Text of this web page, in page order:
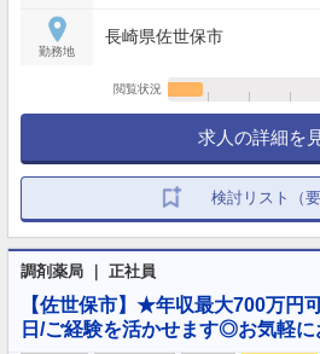
勤務地
長崎県佐世保市
閲覧状況
求人の詳細を
検討リスト（
調剤薬局 ｜ 正社員
【佐世保市】★年収最大700万円
日/ご経験を活かせます◎お気軽